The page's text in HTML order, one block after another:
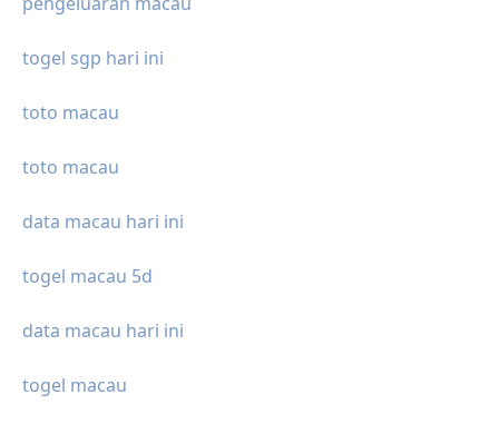
togel sgp hari ini
toto macau
toto macau
data macau hari ini
togel macau 5d
data macau hari ini
togel macau